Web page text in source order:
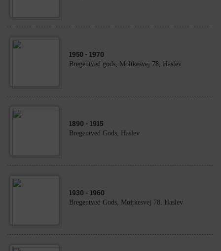
1950 - 1970
Bregentved gods, Moltkesvej 78, Haslev
1890 - 1915
Bregentved Gods, Haslev
1930 - 1960
Bregentved Gods, Moltkesvej 78, Haslev